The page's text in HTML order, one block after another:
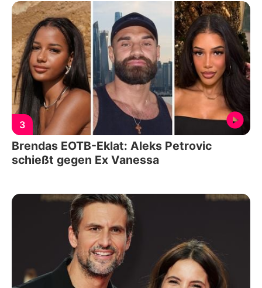
3
Brendas EOTB-Eklat: Aleks Petrovic
schießt gegen Ex Vanessa